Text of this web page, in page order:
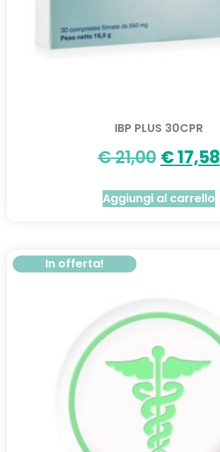
IBP PLUS 30CPR
€21,00 €17,58
Aggiungi al carrello
In offerta!